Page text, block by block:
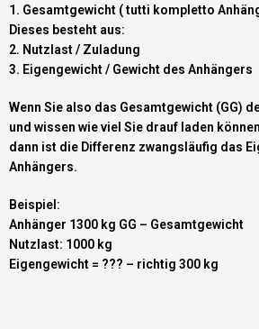
1. Gesamtgewicht ( tutti kompletto
Dieses besteht aus:
2. Nutzlast / Zuladung
3. Eigengewicht / Gewicht des Anhängers
Wenn Sie also das Gesamtgewicht (GG)
und wissen wie viel Sie drauf laden
dann ist die Differenz zwangsläufig das
Anhängers.
Beispiel:
Anhänger 1300 kg GG – Gesamtgewicht
Nutzlast: 1000 kg
Eigengewicht = ??? – richtig 300 kg